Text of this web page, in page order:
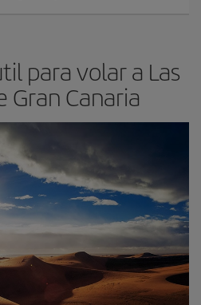
para volar a Las
Gran Canaria